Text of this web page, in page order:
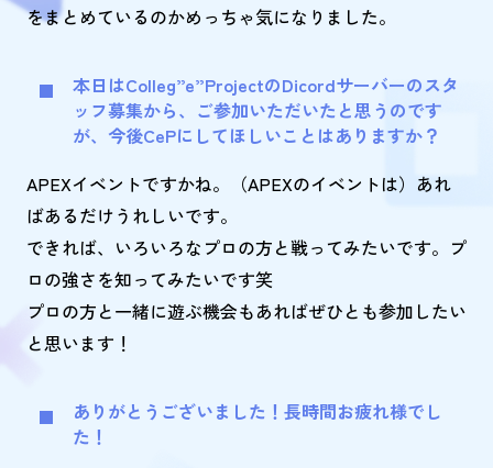
をまとめているのかめっちゃ気になりました。
本日はColleg”e”ProjectのDicordサーバーのスタ
ッフ募集から、ご参加いただいたと思うのです
が、今後CePにしてほしいことはありますか？
APEXイベントですかね。（APEXのイベントは）あれ
ばあるだけうれしいです。
できれば、いろいろなプロの方と戦ってみたいです。プ
ロの強さを知ってみたいです笑
プロの方と一緒に遊ぶ機会もあればぜひとも参加したい
と思います！
ありがとうございました！長時間お疲れ様でし
た！